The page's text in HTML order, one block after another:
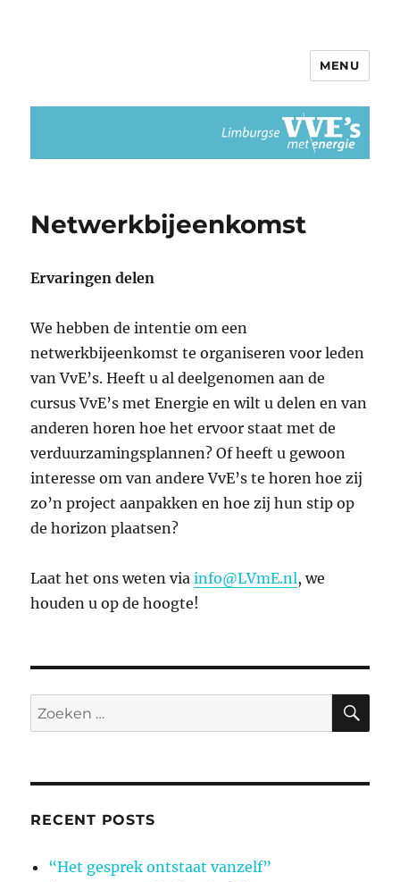
Limburgse VvEs met Energie
MENU
Netwerkbijeenkomst
Ervaringen delen
We hebben de intentie om een
netwerkbijeenkomst te organiseren voor leden
van VvE’s. Heeft u al deelgenomen aan de
cursus VvE’s met Energie en wilt u delen en van
anderen horen hoe het ervoor staat met de
verduurzamingsplannen? Of heeft u gewoon
interesse om van andere VvE’s te horen hoe zij
zo’n project aanpakken en hoe zij hun stip op
de horizon plaatsen?
Laat het ons weten viainfo@LVmE.nl, we
houden u op de hoogte!
Zoeken
naar:
RECENT POSTS
“Het gesprek ontstaat vanzelf”